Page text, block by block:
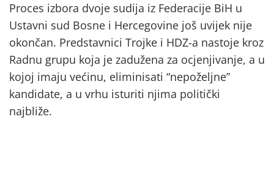
Proces izbora dvoje sudija iz Federacije BiH u
Ustavni sud Bosne i Hercegovine još uvijek nije
okončan. Predstavnici Trojke i HDZ-a nastoje kroz
Radnu grupu koja je zadužena za ocjenjivanje, a u
kojoj imaju većinu, eliminisati “nepoželjne”
kandidate, a u vrhu isturiti njima politički
najbliže.